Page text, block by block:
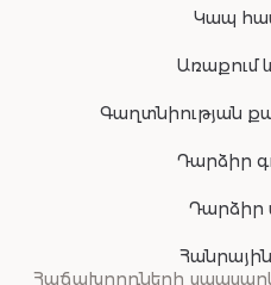
Կապ
Առաքում
Գաղտնիության
Դարձիր
Դարձիր
Հաճախորդների